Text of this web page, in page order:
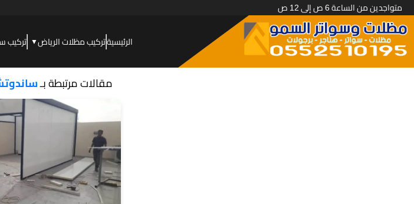
متواجدين من الساعة 6 ص إلى 12 ص
الرئيسيةتركيب مظلات الرياض▼ تركيب
مقالات مرتبطة بـ